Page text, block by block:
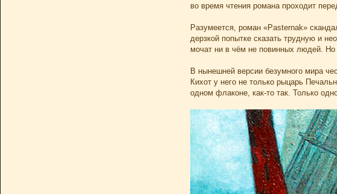
во время чтения романа проходит
Разумеется, роман «Pasternak»
дерзкой попытке сказать трудную и
мочат ни в чём не повинных людей.
В нынешней версии безумного мира
Кихот у него не только рыцарь
одном флаконе, как-то так. Только